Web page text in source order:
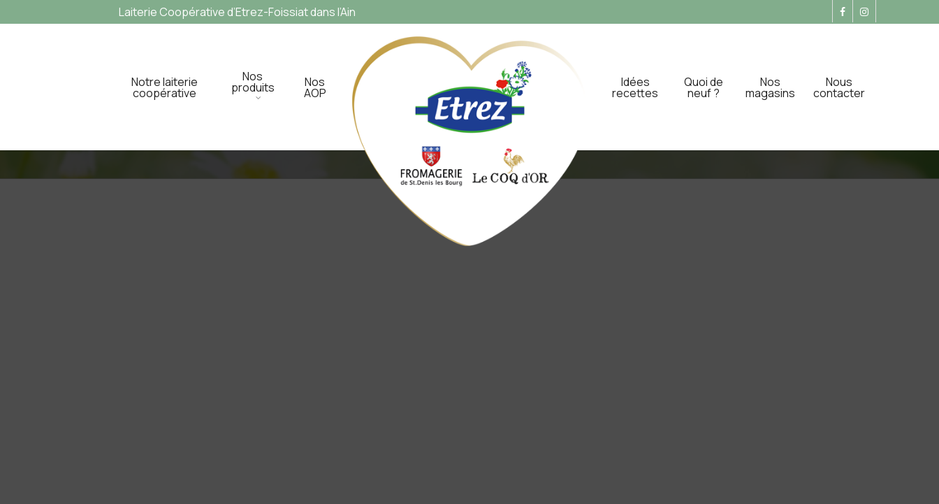
Laiterie Coopérative d’Etrez-Foissiat dans l’Ain
Notre laiterie
coopérative
Nos
produits Nos
AOP
Idées
recettes
Quoi de
neuf ?
Nos
magasins
Nous
contacter